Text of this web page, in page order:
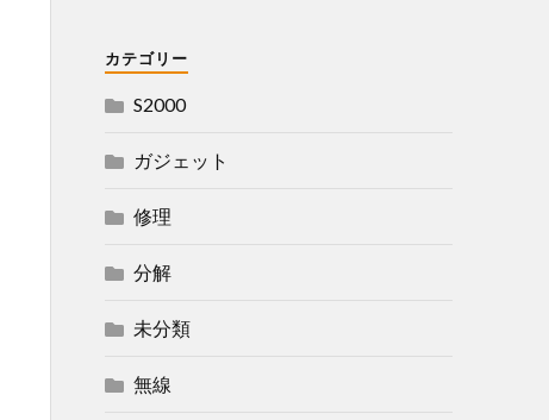
カテゴリー
S2000
ガジェット
修理
分解
未分類
無線